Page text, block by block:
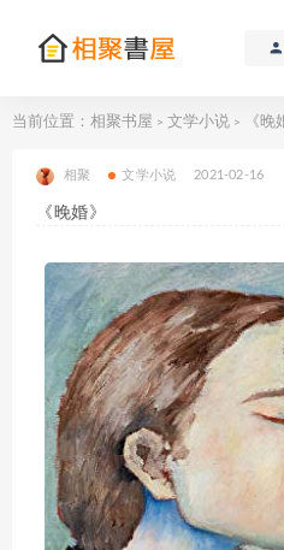
当前位置： 相聚书屋 > 文学小说 > 《晚
相聚 文学小说 2021-02-16
《晚婚》